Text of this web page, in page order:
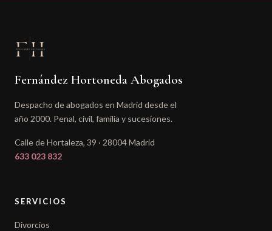
Fernández Hortoneda Abogados
Despacho de abogados en Madrid desde el
año 2000. Penal, civil, familia y sucesiones.
Calle de Hortaleza, 39 · 28004 Madrid
633 023 832
SERVICIOS
Divorcios